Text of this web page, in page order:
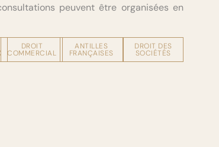
peuvent être organisées en
DROIT
COMMERCIAL
ANTILLES
FRANÇAISES
DROIT DES
SOCIÉTÉS